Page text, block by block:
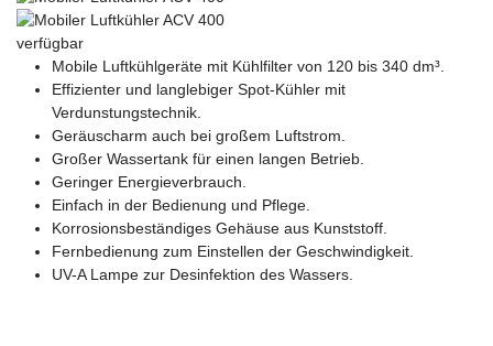
verfügbar
Mobile Luftkühlgeräte mit Kühlfilter von 120 bis 340 dm³.
Effizienter und langlebiger Spot-Kühler mit
Verdunstungstechnik.
Geräuscharm auch bei großem Luftstrom.
Großer Wassertank für einen langen Betrieb.
Geringer Energieverbrauch.
Einfach in der Bedienung und Pflege.
Korrosionsbeständiges Gehäuse aus Kunststoff.
Fernbedienung zum Einstellen der Geschwindigkeit.
UV-A Lampe zur Desinfektion des Wassers.